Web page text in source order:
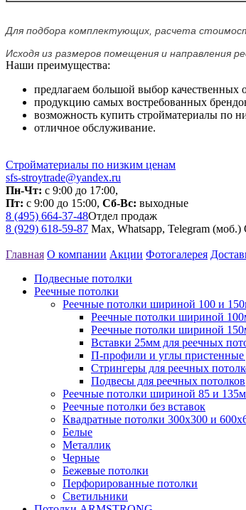
Для подбора комплектующих, расчета
Исходя из размеров помещения и направления
Наши преимущества:
предлагаем большой выбор качественных
продукцию самых востребованных
возможность купить стройматериалы по
отличное обслуживание.
Стройматериалы по низким ценам
sfs-stroytrade@yandex.ru
Пн-Чт: с 9:00 до 17:00,
Пт: с 9:00 до 15:00, Сб-Вс: выходные
8 (495) 664-37-48Отдел продаж
8 (929) 618-59-87 Max, Whatsapp, Telegram (моб.)
Главная О компании Акции Фотогалерея
Подвесные потолки
Реечные потолки
Реечные потолки шириной 100 и
Реечные потолки шириной
Реечные потолки шириной
Вставки 25мм для реечных
П-профили и углы пристенные
Стрингеры для реечных
Подвесы для реечных потолков
Реечные потолки шириной 85 и
Реечные потолки без вставок
Квадратные потолки 300х300 и
Белые
Металлик
Черные
Бежевые потолки
Перфорированные потолки
Светильники